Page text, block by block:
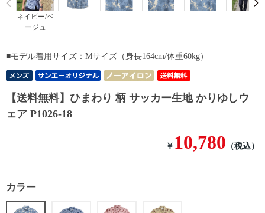
ネイビー/ベ
ージュ
【送料無料】ひまわり 柄 サッカー生地 かりゆしウ
ェア P1026-18
￥ 10,780 （税込）
カラー
■モデル着用サイズ：Mサイズ（身長164cm/体重60kg）